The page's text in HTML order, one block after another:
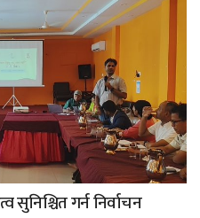
सुनिश्चित गर्न निर्वाचन